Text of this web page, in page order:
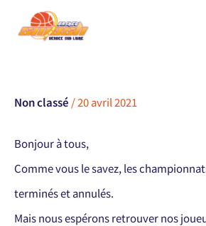
Non classé /20 avril 2021
Bonjour à tous,
Comme vous le savez, les
terminés et annulés.
Mais nous espérons retrouver nos